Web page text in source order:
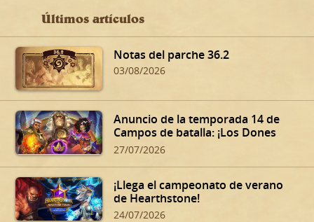
Últimos artículos
Notas del parche 36.2
03/08/2026
Anuncio de la temporada 14 de
Campos de batalla: ¡Los Dones
siniestros de Dalaran!
27/07/2026
¡Llega el campeonato de verano
de Hearthstone!
24/07/2026